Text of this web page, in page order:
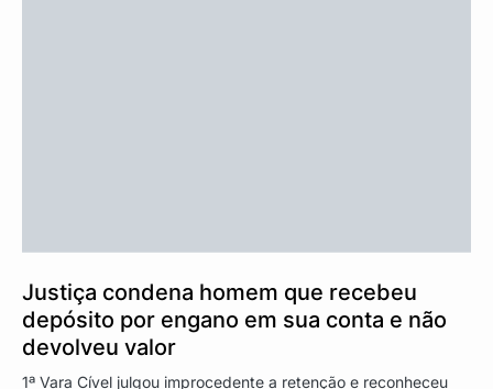
Justiça condena homem que recebeu
depósito por engano em sua conta e não
devolveu valor
1ª Vara Cível julgou improcedente a retenção e reconheceu